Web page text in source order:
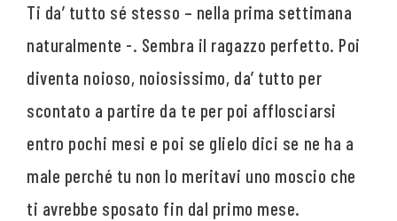
Ti da’ tutto sé stesso – nella prima settimana
naturalmente -. Sembra il ragazzo perfetto. Poi
diventa noioso, noiosissimo, da’ tutto per
scontato a partire da te per poi afflosciarsi
entro pochi mesi e poi se glielo dici se ne ha a
male perché tu non lo meritavi uno moscio che
ti avrebbe sposato fin dal primo mese.